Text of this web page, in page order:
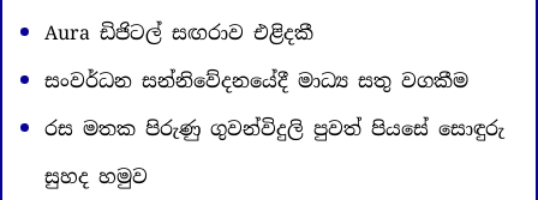
Aura ඩිජිටල් සඟරාව එළිදකී
සංවර්ධන සන්නිවේදනයේදී මාධ්‍ය සතු වගකීම
රස මතක පිරුණු ගුවන්විදුලි පුවත් පියසේ සොඳුරු
සුහද හමුව